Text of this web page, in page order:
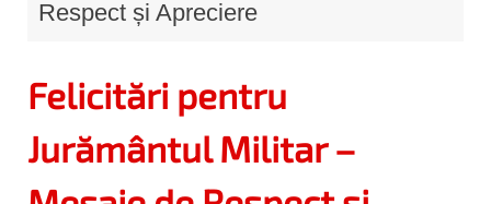
Respect și Apreciere
Felicitări pentru
Jurământul Militar –